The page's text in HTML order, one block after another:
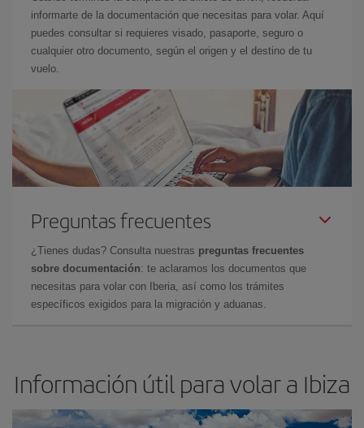
informarte de la documentación que necesitas para volar. Aquí
puedes consultar si requieres visado, pasaporte, seguro o
cualquier otro documento, según el origen y el destino de tu
vuelo.
Preguntas frecuentes
¿Tienes dudas? Consulta nuestras preguntas frecuentes
sobre documentación: te aclaramos los documentos que
necesitas para volar con Iberia, así como los trámites
específicos exigidos para la migración y aduanas.
Información útil para volar a Ibiza